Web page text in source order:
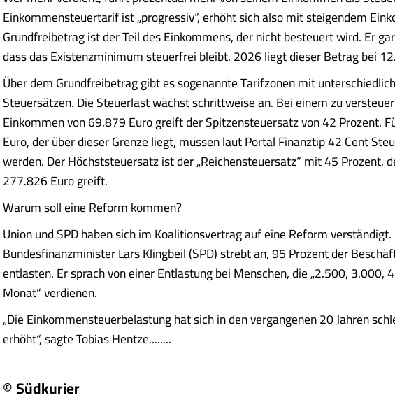
Einkommensteuertarif ist „progressiv“, erhöht sich also mit steigendem
Grundfreibetrag ist der Teil des Einkommens, der nicht besteuert wird. Er
dass das Existenzminimum steuerfrei bleibt. 2026 liegt dieser Betrag bei
Über dem Grundfreibetrag gibt es sogenannte Tarifzonen mit
Steuersätzen. Die Steuerlast wächst schrittweise an. Bei einem zu
Einkommen von 69.879 Euro greift der Spitzensteuersatz von 42 Prozent.
Euro, der über dieser Grenze liegt, müssen laut Portal Finanztip 42 Cent
werden. Der Höchststeuersatz ist der „Reichensteuersatz“ mit 45 Prozent,
277.826 Euro greift.
Warum soll eine Reform kommen?
Union und SPD haben sich im Koalitionsvertrag auf eine Reform verständigt.
Bundesfinanzminister Lars Klingbeil (SPD) strebt an, 95 Prozent der
entlasten. Er sprach von einer Entlastung bei Menschen, die „2.500, 3.000,
Monat“ verdienen.
„Die Einkommensteuerbelastung hat sich in den vergangenen 20 Jahren
erhöht“, sagte Tobias Hentze........
© Südkurier